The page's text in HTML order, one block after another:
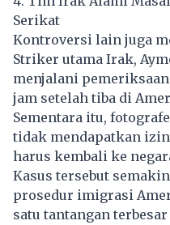
Serikat
Kontroversi lain juga
Striker utama Irak,
menjalani
jam setelah tiba di
Sementara itu,
tidak mendapatkan
harus kembali ke
Kasus tersebut
prosedur imigrasi
satu tantangan